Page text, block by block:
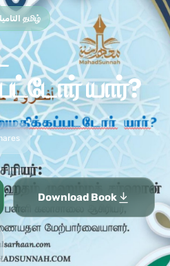
Tamil التاميلية தமிழ்
யார்?
Download Book